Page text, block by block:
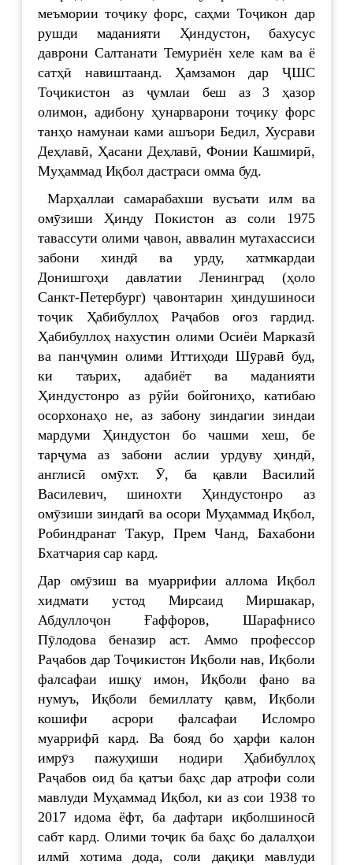
меъмории тоҷику форс, саҳми Тоҷикон дар
рушди маданияти Ҳиндустон, бахусус
даврони Салтанати Темуриён хеле кам ва ё
сатҳӣ навиштаанд. Ҳамзамон дар ҶШС
Тоҷикистон аз ҷумлаи беш аз 3 ҳазор
олимон, адибону ҳунарварони тоҷику форс
танҳо намунаи ками ашъори Бедил, Хусрави
Деҳлавӣ, Ҳасани Деҳлавӣ, Фонии Кашмирӣ,
Муҳаммад Иқбол дастраси омма буд.
Марҳаллаи самарабахши вусъати илм ва
омӯзиши Ҳинду Покистон аз соли 1975
тавассути олими ҷавон, аввалин мутахассиси
забони хиндӣ ва урду, хатмкардаи
Донишгоҳи давлатии Ленинград (ҳоло
Санкт-Петербург) ҷавонтарин ҳиндушиноси
тоҷик Ҳабибуллоҳ Раҷабов оғоз гардид.
Ҳабибуллоҳ нахустин олими Осиёи Марказӣ
ва панҷумин олими Иттиҳоди Шӯравӣ буд,
ки таърих, адабиёт ва маданияти
Ҳиндустонро аз рӯйи бойгониҳо, катибаю
осорхонаҳо не, аз забону зиндагии зиндаи
мардуми Ҳиндустон бо чашми хеш, бе
тарҷума аз забони аслии урдуву ҳиндӣ,
англисӣ омӯхт. Ӯ, ба қавли Василий
Василевич, шинохти Ҳиндустонро аз
омӯзиши зиндагӣ ва осори Муҳаммад Иқбол,
Робиндранат Такур, Прем Чанд, Бахабони
Бхатчария сар кард.
Дар омӯзиш ва муаррифии аллома Иқбол
хидмати устод Мирсаид Миршакар,
Абдуллоҷон Ғаффоров, Шарафнисо
Пӯлодова беназир аст. Аммо профессор
Раҷабов дар Тоҷикистон Иқболи нав, Иқболи
фалсафаи ишқу имон, Иқболи фано ва
нумуъ, Иқболи бемиллату қавм, Иқболи
кошифи асрори фалсафаи Исломро
муаррифӣ кард. Ва бояд бо ҳарфи калон
имрӯз пажуҳиши нодири Ҳабибуллоҳ
Раҷабов оид ба қатъи баҳс дар атрофи соли
мавлуди Муҳаммад Иқбол, ки аз сои 1938 то
2017 идома ёфт, ба дафтари иқболшиносӣ
сабт кард. Олими тоҷик ба баҳс бо далалҳои
илмӣ хотима дода, соли дақиқи мавлуди